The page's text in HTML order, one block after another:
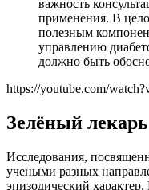
важность
применения. В
полезным
управлению
должно быть
https://youtube.com/
Зелёный лекарь
Исследования,
учеными разных
эпизодический